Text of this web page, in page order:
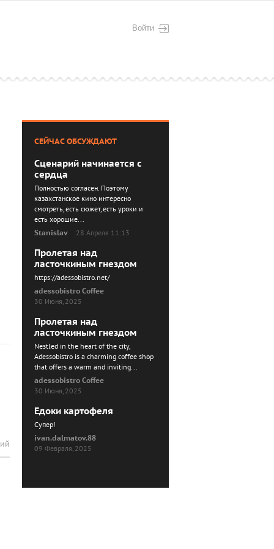
Войти
СЕЙЧАС ОБСУЖДАЮТ
Сценарий начинается с
сердца
Полностью согласен. Поэтому
казахстанское кино интересно
смотреть, есть сюжет, есть уроки и
есть хорошие...
Stanislav
28 Апреля 11:13
Пролетая над
ласточкиным гнездом
https://adessobistro.net/
adessobistro Coffee
30 Июня, 2025
Пролетая над
ласточкиным гнездом
Nestled in the heart of the city,
Adessobistro is a charming coffee shop
that offers a warm and inviting...
adessobistro Coffee
30 Июня, 2025
Едоки картофеля
Cупер!
ivan.dalmatov.88
09 Февраля, 2025